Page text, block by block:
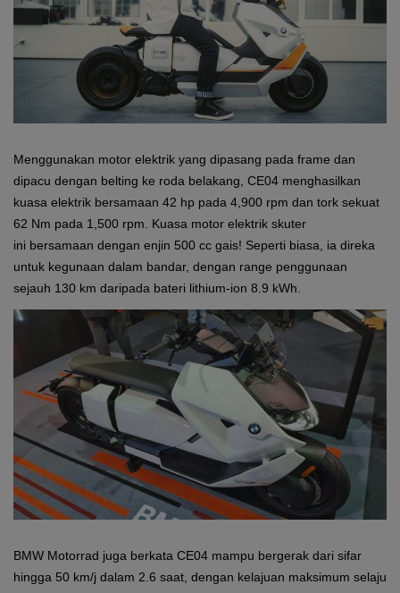
Menggunakan motor elektrik yang dipasang pada frame dan
dipacu dengan belting ke roda belakang, CE04 menghasilkan
kuasa elektrik bersamaan 42 hp pada 4,900 rpm dan tork sekuat
62 Nm pada 1,500 rpm. Kuasa motor elektrik skuter
ini bersamaan dengan enjin 500 cc gais! Seperti biasa, ia direka
untuk kegunaan dalam bandar, dengan range penggunaan
sejauh 130 km daripada bateri lithium-ion 8.9 kWh.
BMW Motorrad juga berkata CE04 mampu bergerak dari sifar
hingga 50 km/j dalam 2.6 saat, dengan kelajuan maksimum selaju